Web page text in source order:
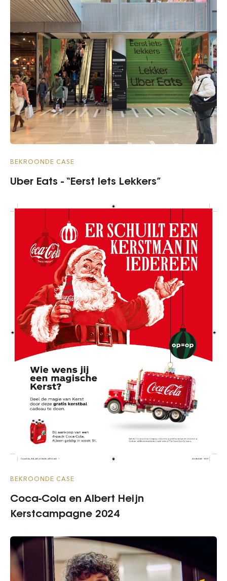
BEKROONDE CASE
Uber Eats - “Eerst Iets Lekkers”
BEKROONDE CASE
Coca-Cola en Albert Heijn
Kerstcampagne 2024